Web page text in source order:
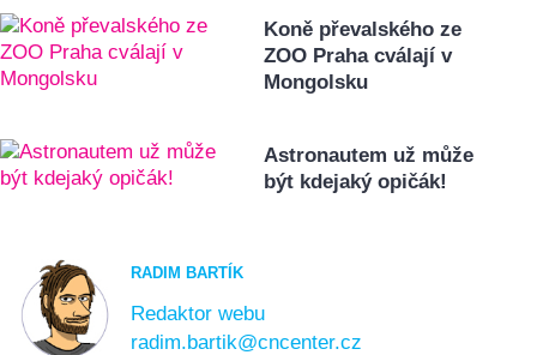
Koně převalského ze
ZOO Praha cválají v
Mongolsku
Astronautem už může
být kdejaký opičák!
RADIM BARTÍK
Redaktor webu
radim.bartik@cncenter.cz